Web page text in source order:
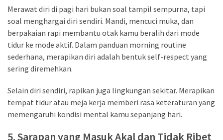
Merawat diri di pagi hari bukan soal tampil sempurna, tapi
soal menghargai diri sendiri. Mandi, mencuci muka, dan
berpakaian rapi membantu otak kamu beralih dari mode
tidur ke mode aktif. Dalam panduan morning routine
sederhana, merapikan diri adalah bentuk self-respect yang
sering diremehkan.
Selain diri sendiri, rapikan juga lingkungan sekitar. Merapikan
tempat tidur atau meja kerja memberi rasa keteraturan yang
memengaruhi kondisi mental kamu sepanjang hari.
5. Sarapan yang Masuk Akal dan Tidak Ribet